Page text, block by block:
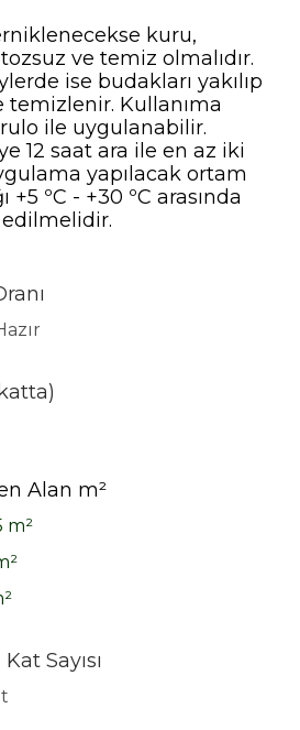
kuru,
tozsuz ve temiz olmalıdır.
ise budakları yakılıp
Kullanıma
rulo ile uygulanabilir.
12 saat ara ile en az iki
yapılacak ortam
+5 ºC - +30 ºC arasında
Alan m²
m²
Sayısı